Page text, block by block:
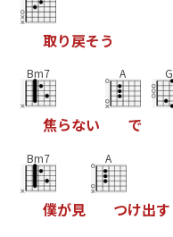
取り戻そう
Bm7
焦らない
A
で
G
Bm7
僕が見
A
つけ出す